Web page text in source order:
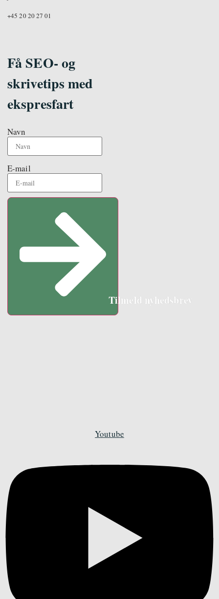
+45 20 20 27 01
Få SEO- og
skrivetips med
ekspresfart
Navn
E-mail
Tilmeld nyhedsbrev
Youtube